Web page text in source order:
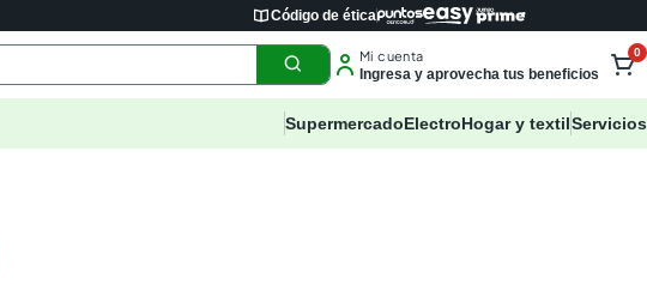
Código de ética
Mi cuenta
Ingresa y aprovecha tus beneficios
0
SupermercadoElectroHogar y textilServicios